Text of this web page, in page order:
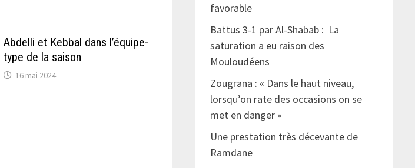
Abdelli et Kebbal dans l’équipe-
type de la saison
16 mai 2024
favorable
Battus 3-1 par Al-Shabab : La
saturation a eu raison des
Mouloudéens
Zougrana : « Dans le haut niveau,
lorsqu’on rate des occasions on se
met en danger »
Une prestation très décevante de
Ramdane